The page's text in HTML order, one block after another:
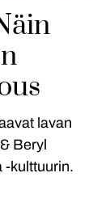
lavan
Beryl
-kulttuurin.